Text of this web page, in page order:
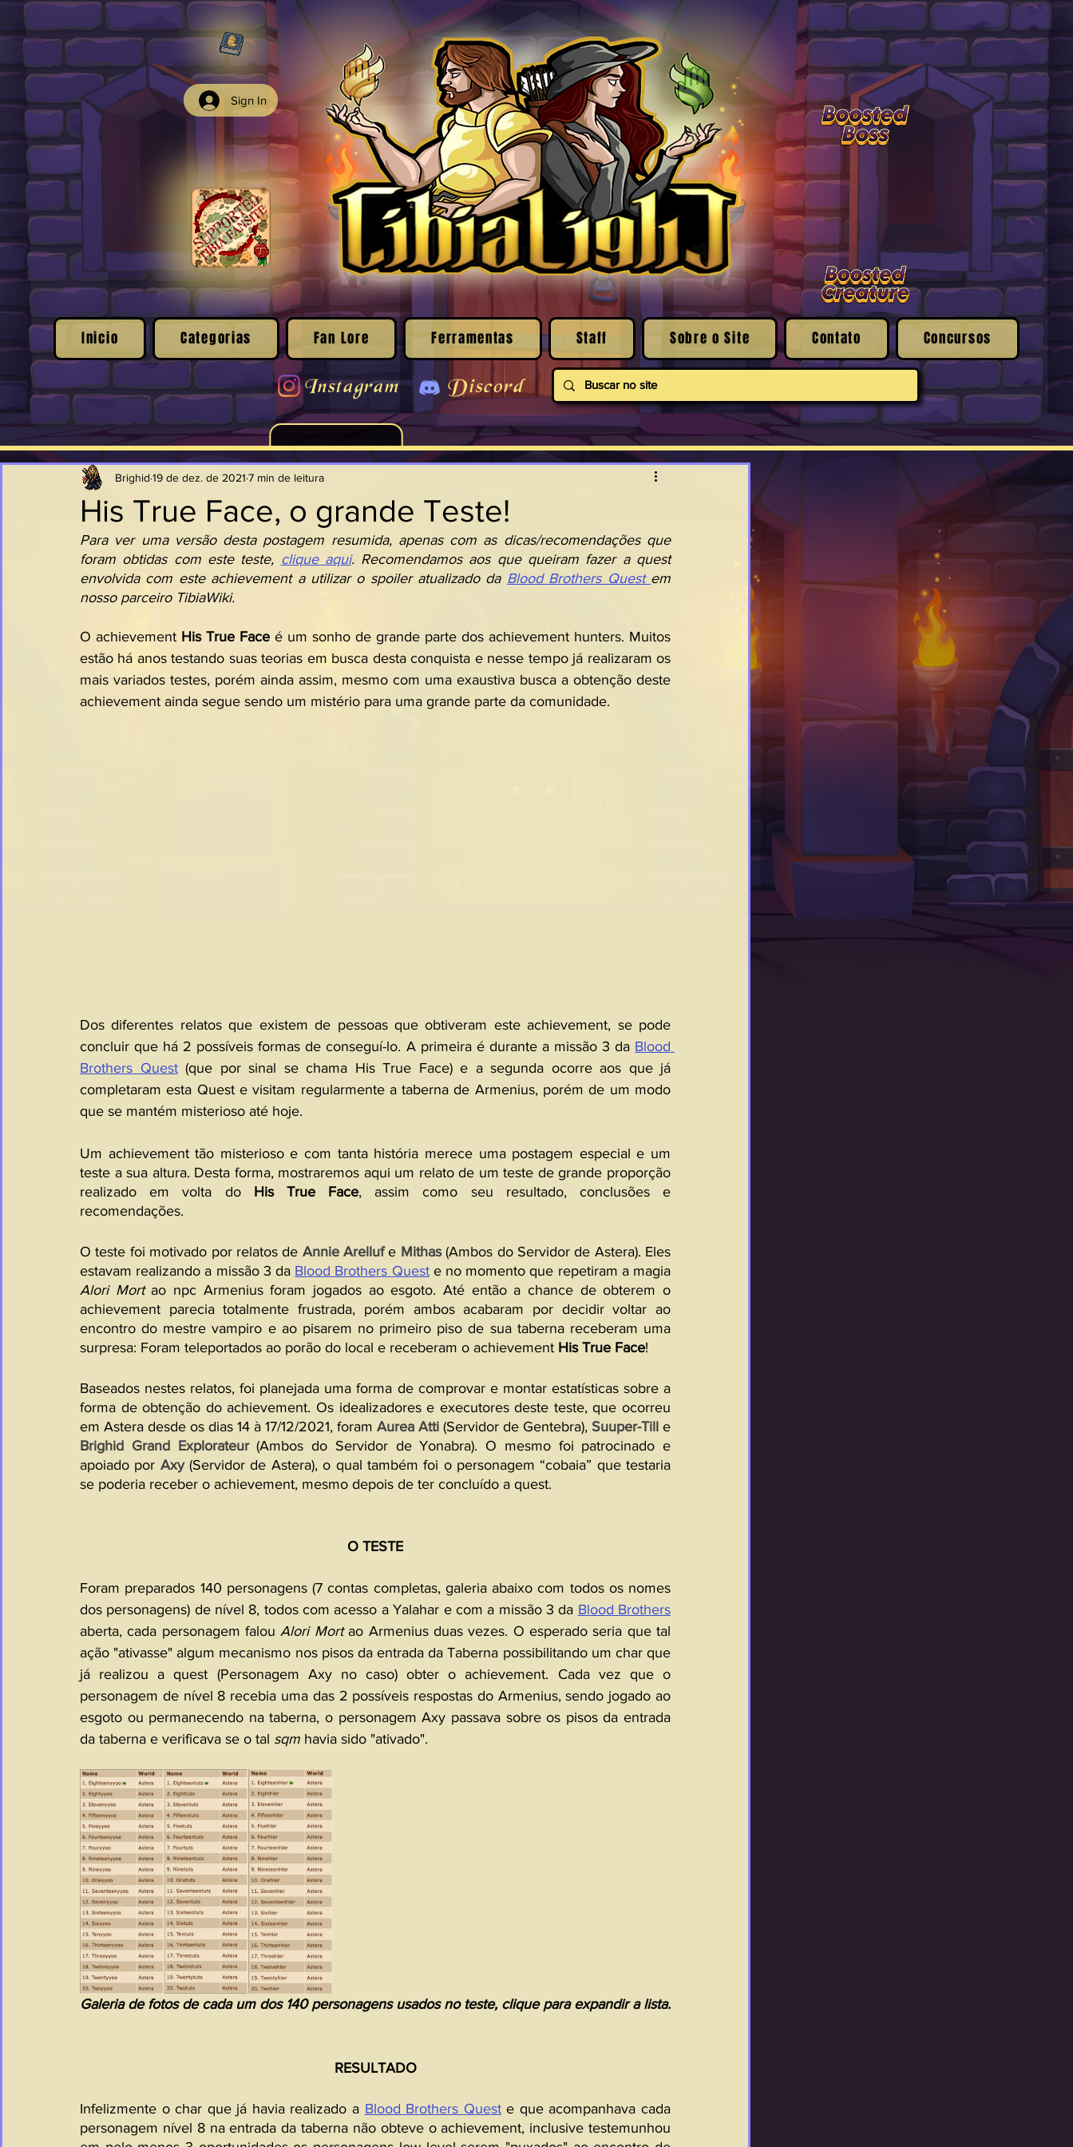
Sign In
Inicio Categorias Fan Lore Ferramentas Staff Sobre o Site Contato Concursos
Instagram Discord
His True Face, o grande Teste!
Brighid 19 de dez. de 2021 7 min de leitura
Para ver uma versão desta postagem resumida, apenas com as dicas/recomendações que
foram obtidas com este teste, clique aqui. Recomendamos aos que queiram fazer a quest
envolvida com este achievement a utilizar o spoiler atualizado da Blood Brothers Quest em
nosso parceiro TibiaWiki.
O achievement His True Face é um sonho de grande parte dos achievement hunters. Muitos
estão há anos testando suas teorias em busca desta conquista e nesse tempo já realizaram os
mais variados testes, porém ainda assim, mesmo com uma exaustiva busca a obtenção deste
achievement ainda segue sendo um mistério para uma grande parte da comunidade.
Dos diferentes relatos que existem de pessoas que obtiveram este achievement, se pode
concluir que há 2 possíveis formas de conseguí-lo. A primeira é durante a missão 3 da Blood
Brothers Quest (que por sinal se chama His True Face) e a segunda ocorre aos que já
completaram esta Quest e visitam regularmente a taberna de Armenius, porém de um modo
que se mantém misterioso até hoje.
Um achievement tão misterioso e com tanta história merece uma postagem especial e um
teste a sua altura. Desta forma, mostraremos aqui um relato de um teste de grande proporção
realizado em volta do His True Face, assim como seu resultado, conclusões e
recomendações.
O teste foi motivado por relatos de Annie Arelluf e Mithas (Ambos do Servidor de Astera). Eles
estavam realizando a missão 3 da Blood Brothers Quest
Alori Mort ao npc Armenius foram jogados ao esgoto. Até então a chance de obterem o
achievement parecia totalmente frustrada, porém ambos acabaram por decidir voltar ao
encontro do mestre vampiro e ao pisarem no primeiro piso de sua taberna receberam uma
surpresa: Foram teleportados ao porão do local e receberam o achievement His True Face!
Baseados nestes relatos, foi planejada uma forma de comprovar e montar estatísticas sobre a
forma de obtenção do achievement. Os idealizadores e executores deste teste, que ocorreu
em Astera desde os dias 14 à 17/12/2021, foram Aurea Atti (Servidor de Gentebra), Suuper-Till
Brighid Grand Explorateur (Ambos do Servidor de Yonabra). O mesmo foi patrocinado e
apoiado por Axy (Servidor de Astera), o qual também foi o personagem “cobaia” que testaria
se poderia receber o achievement, mesmo depois de ter concluído a quest.
O TESTE
Foram preparados 140 personagens (7 contas completas, galeria abaixo com todos os nomes
dos personagens) de nível 8, todos com acesso a Yalahar e com a missão 3 da Blood Brothers
aberta, cada personagem falou Alori Mort ao Armenius duas vezes. O esperado seria que tal
ação "ativasse" algum mecanismo nos pisos da entrada da Taberna possibilitando um char que
já realizou a quest (Personagem Axy no caso) obter o achievement. Cada vez que o
personagem de nível 8 recebia uma das 2 possíveis respostas do Armenius, sendo jogado ao
esgoto ou permanecendo na taberna, o personagem Axy passava sobre os pisos da entrada
da taberna e verificava se o tal sqm havia sido "ativado".
Galeria de fotos de cada um dos 140 personagens usados no teste, clique para expandir a lista.
RESULTADO
Infelizmente o char que já havia realizado a Blood Brothers Quest e que acompanhava cada
personagem nível 8 na entrada da taberna não obteve o achievement, inclusive testemunhou